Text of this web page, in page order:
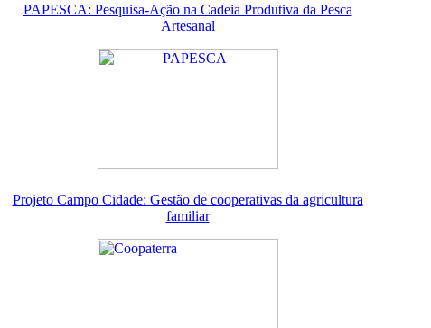
PAPESCA: Pesquisa-Ação na Cadeia Produtiva da Pesca
Artesanal
Projeto Campo Cidade: Gestão de cooperativas da agricultura
familiar